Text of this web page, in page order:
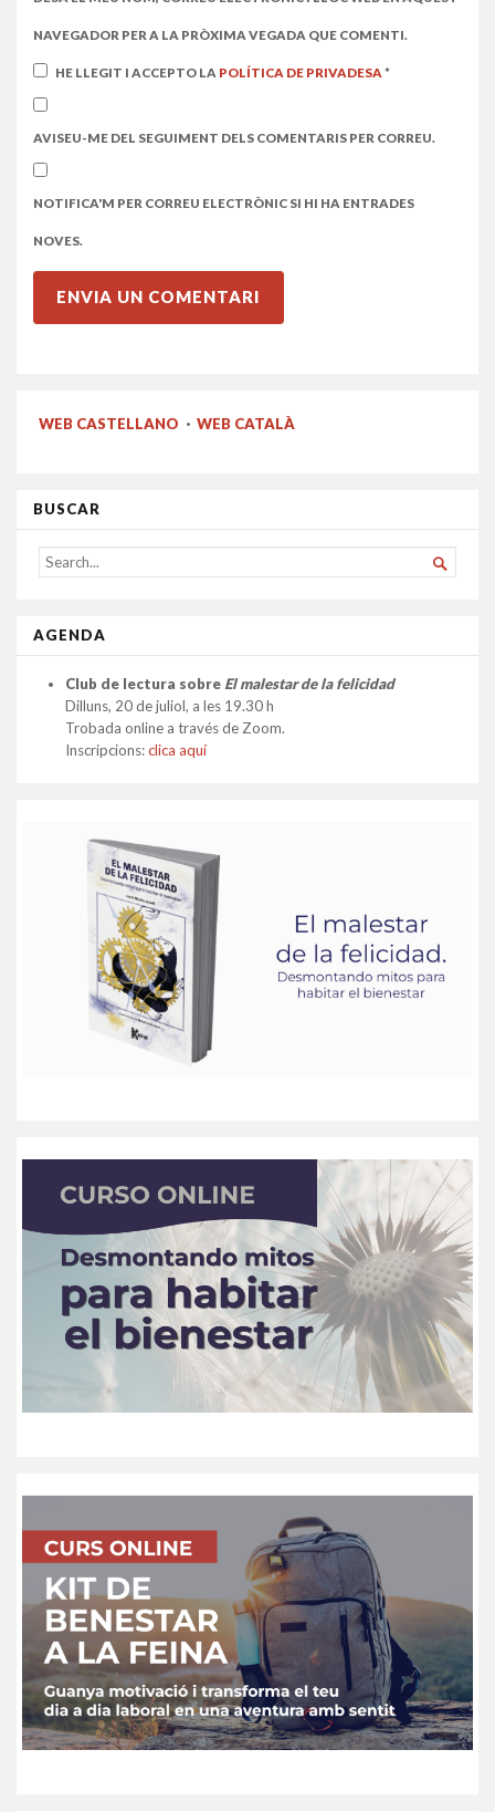
NAVEGADOR PER A LA PRÒXIMA VEGADA QUE COMENTI.
HE LLEGIT I ACCEPTO LA POLÍTICA DE PRIVADESA *
AVISEU-ME DEL SEGUIMENT DELS COMENTARIS PER CORREU.
NOTIFICA'M PER CORREU ELECTRÒNIC SI HI HA ENTRADES
NOVES.
WEB CASTELLANO · WEB CATALÀ
BUSCAR
SEARCH
FOR...

AGENDA
Club de lectura sobre El malestar de la felicidad
Dilluns, 20 de juliol, a les 19.30 h
Trobada online a través de Zoom.
Inscripcions:clica aquí